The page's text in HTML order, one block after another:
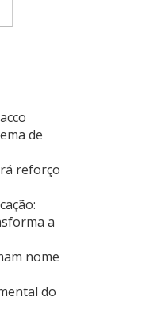
de
reforço
a
nome
do